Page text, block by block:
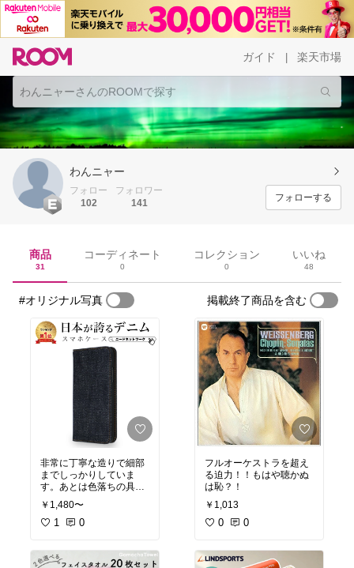
ガイド 楽天市場
わんニャー
フォロー
102
フォロワー
141
フォローする
商品
31
コーディネート
0
コレクション
0
いいね
48
#オリジナル写真 掲載終了商品を含む
非常に丁寧な造りで細部
までしっかりしていま
す。あとは色落ちの具合
と耐久性ですね。期待の
星５つ。
￥1,480〜
1 0
フルオーケストラを超え
る迫力！！もはや聴かぬ
は恥？！
￥1,013
0 0